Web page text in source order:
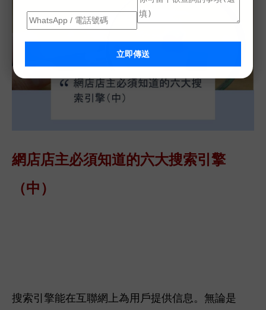
立即傳送
網店店主必須知道的六大搜索引擎
（中）
搜索引擎能在互聯網上為用戶提供信息。無論是